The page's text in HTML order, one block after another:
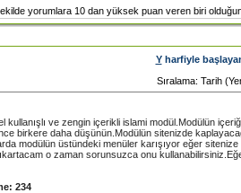
yorumlara 10 dan yüksek puan veren biri
Yharfiyle
Sıralama: Tarih
kullanışlı ve zengin içerikli islami modül.Modülün
birkere daha düşünün.Modülün sitenizde
modülün üstündeki menüler karışıyor eğer
o zaman sorunsuzca onu
234